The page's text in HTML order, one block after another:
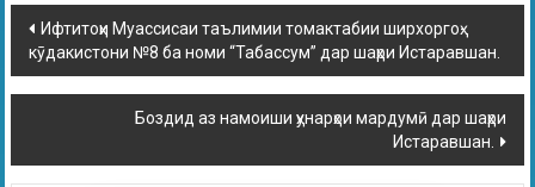
Ифтитоҳи Муассисаи таълимии томактабии ширхоргоҳ-
кӯдакистони №8 ба номи “Табассум” дар шаҳри Истаравшан.
Боздид аз намоиши ҳунарҳои мардумӣ дар шаҳри
Истаравшан.